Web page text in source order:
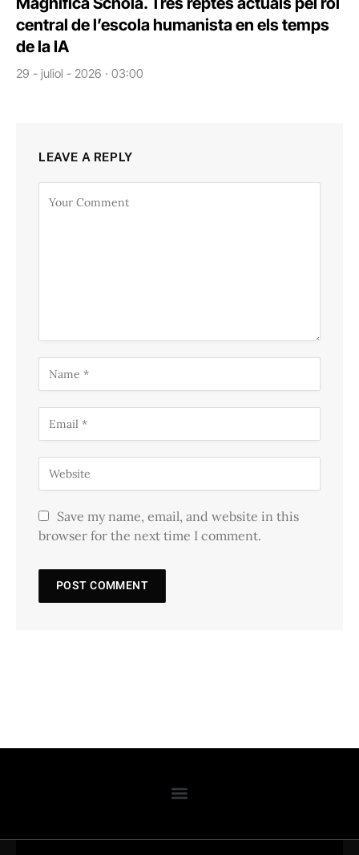
central de l’escola humanista en els temps
de la IA
29 - juliol - 2026 · 03:00
LEAVE A REPLY
Save my name, email, and website in this
browser for the next time I comment.